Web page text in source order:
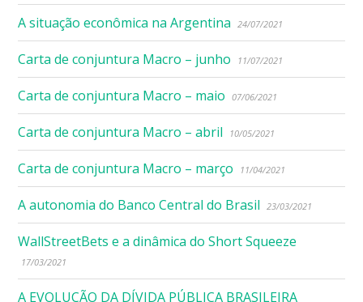
A situação econômica na Argentina 24/07/2021
Carta de conjuntura Macro – junho 11/07/2021
Carta de conjuntura Macro – maio 07/06/2021
Carta de conjuntura Macro – abril 10/05/2021
Carta de conjuntura Macro – março 11/04/2021
A autonomia do Banco Central do Brasil 23/03/2021
WallStreetBets e a dinâmica do Short Squeeze
17/03/2021
A EVOLUÇÃO DA DÍVIDA PÚBLICA BRASILEIRA